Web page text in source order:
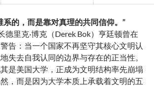
系的，而是靠对真理的共同信仰。”
里克·博克（Derek Bok）亨廷顿曾在
警告：当一个国家不再坚守其核心文明认
失去自我认同的边界与存在的正当性。
是美国大学，正成为文明结构率先崩塌
，而是因为大学本质上承载着文明的五